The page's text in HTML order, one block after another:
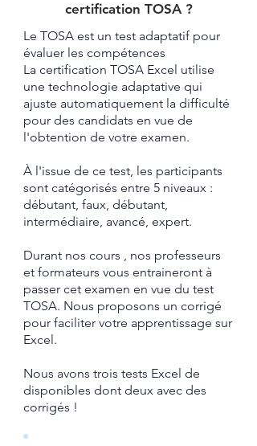
certification TOSA ?​
Le TOSA est un test adaptatif pour
évaluer les compétences
La certification TOSA Excel utilise
une technologie adaptative qui
ajuste automatiquement la difficulté
pour des candidats en vue de
l'obtention de votre examen.
À l'issue de ce test, les participants
sont catégorisés entre 5 niveaux :
débutant, faux, débutant,
intermédiaire, avancé, expert.
Durant nos cours , nos professeurs
et formateurs vous entraineront à
passer cet examen en vue du test
TOSA. ​ Nous proposons un corrigé
pour faciliter votre apprentissage sur
Excel.​
Nous avons trois tests Excel de
disponibles dont deux avec des
corrigés !